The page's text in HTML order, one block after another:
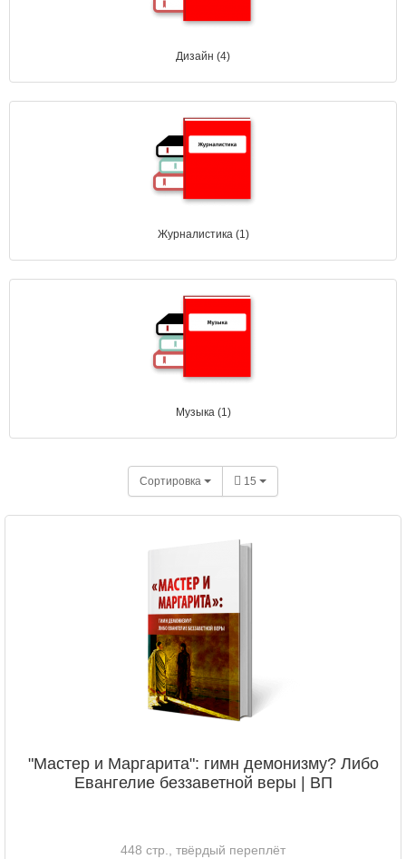
Дизайн (4)
Журналистика (1)
Музыка (1)
Сортировка 15
"Мастер и Маргарита": гимн демонизму? Либо
Евангелие беззаветной веры | ВП
448 стр., твёрдый переплёт